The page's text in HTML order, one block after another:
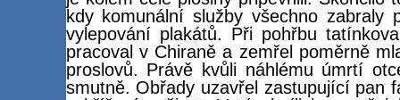
kdy komunální služby všechno
vylepování plakátů. Při pohřbu
pracoval v Chiraně a zemřel poměrně
proslovů. Právě kvůli náhlému úmrtí
smutně. Obřady uzavřel zastupující pan